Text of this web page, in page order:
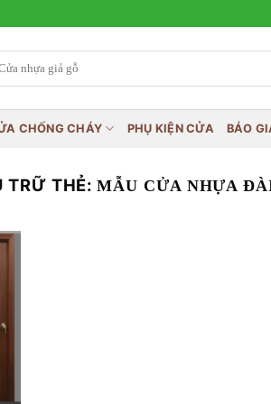
CHỐNG CHÁY PHỤ KIỆN CỬA BÁO
TRỮ THẺ:MẪU CỬA NHỰA